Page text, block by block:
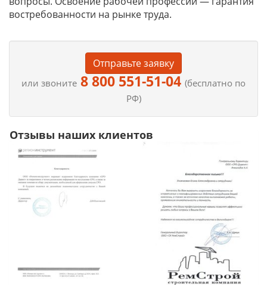
востребованности на рынке труда.
Отправьте заявку
или звоните 8 800 551-51-04 (бесплатно по
РФ)
Отзывы наших клиентов